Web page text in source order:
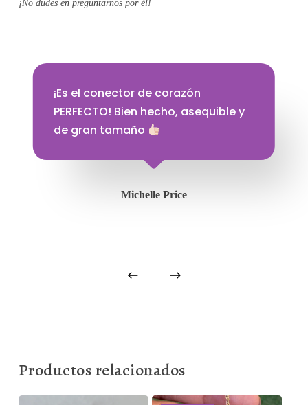
¡No dudes en preguntarnos por él!
¡Es el conector de corazón
PERFECTO! Bien hecho, asequible y
de gran tamaño
Michelle Price
Productos relacionados